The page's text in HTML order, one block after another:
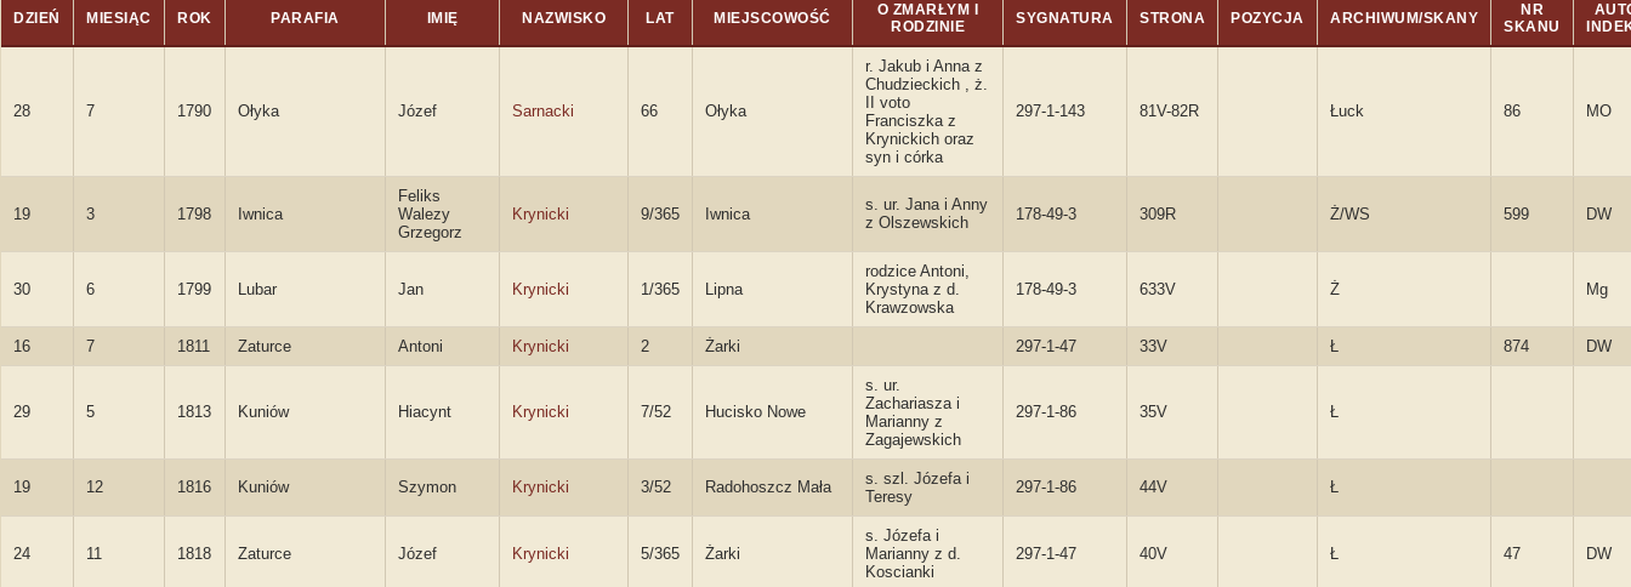
DZIEŃ MIESIĄC ROK PARAFIA IMIĘ NAZWISKO LAT MIEJSCOWOŚĆ
O ZMARŁYM I
RODZINIE
SYGNATURA STRONA POZYCJA ARCHIWUM/SKANY
NR
SKANU
28 7 1790 Ołyka Józef Sarnacki 66 Ołyka
r. Jakub i Anna z
Chudzieckich , ż.
II voto
Franciszka z
Krynickich oraz
syn i córka
297-1-143 81V-82R Łuck 86 MO
19 3 1798 Iwnica
Feliks
Walezy
Grzegorz
Krynicki 9/365 Iwnica
s. ur. Jana i Anny
z Olszewskich
178-49-3 309R Ż/WS 599 DW
30 6 1799 Lubar Jan Krynicki 1/365 Lipna
rodzice Antoni,
Krystyna z d.
Krawzowska
178-49-3 633V Ż Mg
16 7 1811 Zaturce Antoni Krynicki 2 Żarki 297-1-47 33V Ł 874 DW
29 5 1813 Kuniów Hiacynt Krynicki 7/52 Hucisko Nowe
s. ur.
Zachariasza i
Marianny z
Zagajewskich
297-1-86 35V Ł
19 12 1816 Kuniów Szymon Krynicki 3/52 Radohoszcz Mała
s. szl. Józefa i
Teresy
297-1-86 44V Ł
24 11 1818 Zaturce Józef Krynicki 5/365 Żarki
s. Józefa i
Marianny z d.
Koscianki
297-1-47 40V Ł 47 DW